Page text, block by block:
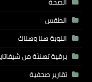
الطقس
النوبة هنا وهناك
برقية تهنئة من
تقارير صحفية